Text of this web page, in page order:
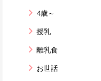
4歳～
授乳
離乳食
お世話